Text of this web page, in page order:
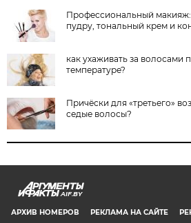
Профессиональный макияж:
пудру, тональный крем и
как ухаживать за волосами
температуре?
Причёски для «третьего»
седые волосы?
AIF.BY
АРХИВ НОМЕРОВ РЕКЛАМА НА САЙТЕ